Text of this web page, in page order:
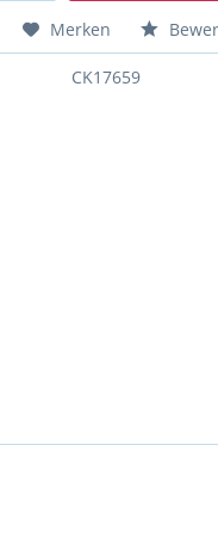
Merken
CK17659